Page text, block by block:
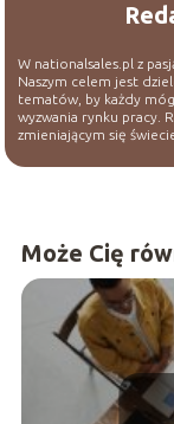
W nationalsales.pl z
Naszym celem jest
tematów, by każdy
wyzwania rynku pracy.
zmieniającym się
Może Cię